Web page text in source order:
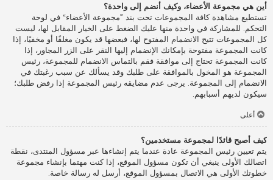
أين هي مجموعة الأعضاء، وكيف أنضم إلى واحدة؟
تستطيع مشاهدة كافة المجموعات تحت بند ”مجموعة الأعضاء“ في لوحة
التحكم. للمشاركة في واحدة منها عليك الضغط على الخيار المقابل لها، ليست
كل المجموعات تتيح الانضمام المفتوح لها، فبعضها قد يكون مغلقًا أو مخفيًا، إذا
كانت المجموعة مفتوحة بإمكانك الإنضمام إليها النقر على الزر المجاور، إذا
كانت المجموعة تحتاج إلى موافقة فقم بالتماس الانضمام للمجموعة، رئيس
المجموعة هو المخول بالموافقة على طلبك وقد يسألك عن سبب رغبتك في
الانضمام إلى المجموعة. يرجى عدم مضايقه رئيس المجموعة إذا رفض طلبك؛
سيكون لديهم أسبابهم.
أعلى
كيف أصبح قائدًا لمجموعة مستخدمين؟
يتم تعيين رئيس المجموعة عادة عندما يتم إنشاءها عبر مسؤول المنتدى، نقطة
اتصالك الأولى ينبغي أن تكون مسؤول الموقع، إذا كنت مهتما بإنشاء مجموعة
خطوتك الأولى هي الاتصال بمسؤول الموقع، أرسل له رسالة خاصة.